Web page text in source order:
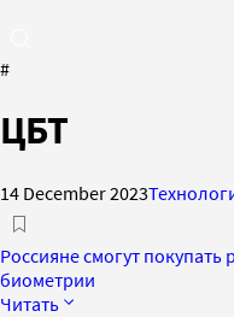
#
ЦБТ
14 December 2023
Россияне смогут
биометрии
Читать